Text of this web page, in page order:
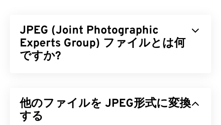
告やデスクトップパブリッシングです。TIFFのビッ
トマップとラスター構造により、JPEG、ロスレス
圧縮された画像ファイル、レイヤー付き画像、ある
TIFF ファイルを開くにはどうすれ
ばいいですか?
JPEG (Joint Photographic
Experts Group) ファイルとは何
ですか?
イル形式です。JPEGの優れた圧縮率こそが、広く
使用されている理由です。JPEGファイルは比較的
他のファイルを JPEG形式に変換
する